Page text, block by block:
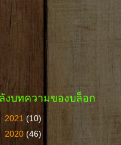
งบทความของบล็อก
2021 (10)
2020 (46)